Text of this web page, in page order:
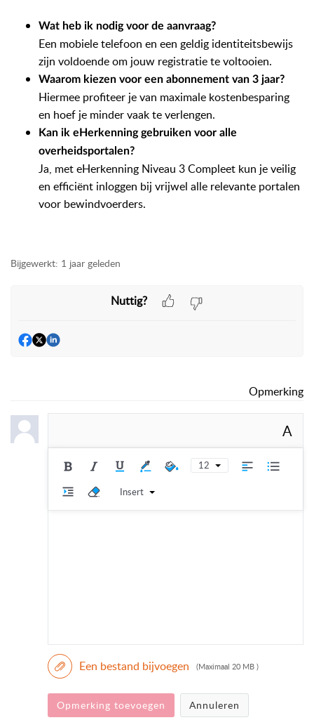
Wat heb ik nodig voor de aanvraag?
Een mobiele telefoon en een geldig identiteitsbewijs
zijn voldoende om jouw registratie te voltooien.
Waarom kiezen voor een abonnement van 3 jaar?
Hiermee profiteer je van maximale kostenbesparing
en hoef je minder vaak te verlengen.
Kan ik eHerkenning gebruiken voor alle
overheidsportalen?
Ja, met eHerkenning Niveau 3 Compleet kun je veilig
en efficiënt inloggen bij vrijwel alle relevante portalen
voor bewindvoerders.
Bijgewerkt: 1 jaar geleden
Nuttig?
Opmerking
A
12
Insert
Een bestand bijvoegen (Maximaal 20 MB )
Opmerking toevoegen Annuleren